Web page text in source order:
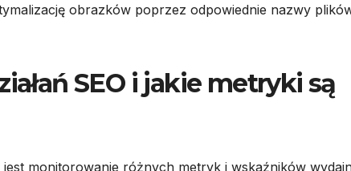
obrazków poprzez odpowiednie nazwy
SEO i jakie metryki są
monitorowanie różnych metryk i wskaźników